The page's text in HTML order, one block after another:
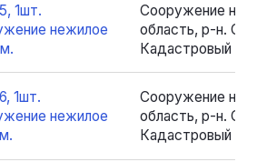
1шт.
нежилое
Сооружение
область, р-н.
Кадастровый
1шт.
нежилое
Сооружение
область, р-н.
Кадастровый